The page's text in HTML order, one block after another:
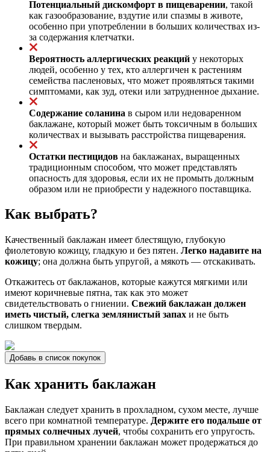
Потенциальный дискомфорт в пищеварении, такой
как газообразование, вздутие или спазмы в животе,
особенно при употреблении в больших количествах из-
за содержания клетчатки.
Вероятность аллергических реакций у некоторых
людей, особенно у тех, кто аллергичен к растениям
семейства пасленовых, что может проявляться такими
симптомами, как зуд, отеки или затрудненное дыхание.
Содержание соланина в сыром или недоваренном
баклажане, который может быть токсичным в больших
количествах и вызывать расстройства пищеварения.
Остатки пестицидов на баклажанах, выращенных
традиционным способом, что может представлять
опасность для здоровья, если их не промыть должным
образом или не приобрести у надежного поставщика.
Как выбрать?
Качественный баклажан имеет блестящую, глубокую
фиолетовую кожицу, гладкую и без пятен. Легко надавите на
кожицу; она должна быть упругой, а мякоть — отскакивать.
Откажитесь от баклажанов, которые кажутся мягкими или
имеют коричневые пятна, так как это может
свидетельствовать о гниении. Свежий баклажан должен
иметь чистый, слегка землянистый запах и не быть
слишком твердым.
Добавь в список покупок
Как хранить баклажан
Баклажан следует хранить в прохладном, сухом месте, лучше
всего при комнатной температуре. Держите его подальше от
прямых солнечных лучей, чтобы сохранить его упругость.
При правильном хранении баклажан может продержаться до